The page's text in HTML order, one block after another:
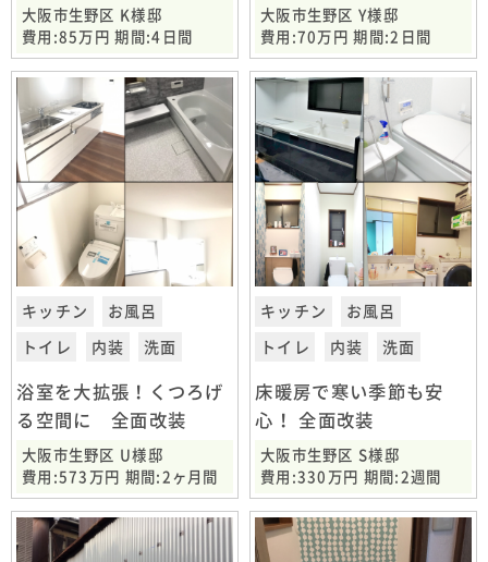
事
大阪市生野区 K様邸
費用:85万円 期間:4日間
換工事
大阪市生野区 Y様邸
費用:70万円 期間:2日間
キッチン お風呂
トイレ 内装 洗面
浴室を大拡張！くつろげ
る空間に 全面改装
大阪市生野区 U様邸
費用:573万円 期間:2ヶ月間
キッチン お風呂
トイレ 内装 洗面
床暖房で寒い季節も安
心！ 全面改装
大阪市生野区 S様邸
費用:330万円 期間:2週間